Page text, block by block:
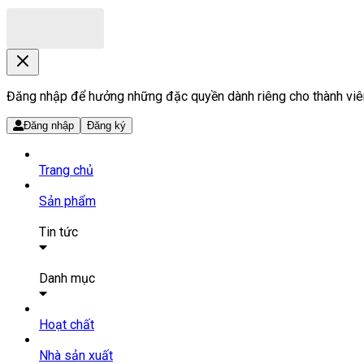
Đăng nhập để hưởng những đặc quyền dành riêng cho thành
Đăng nhập Đăng ký
Trang chủ
Sản phẩm
Tin tức
Tin tức
Danh mục
SẢN PHẨM THUỐC
Tất cả sản phẩm
Hoạt chất
Nhà sản xuất